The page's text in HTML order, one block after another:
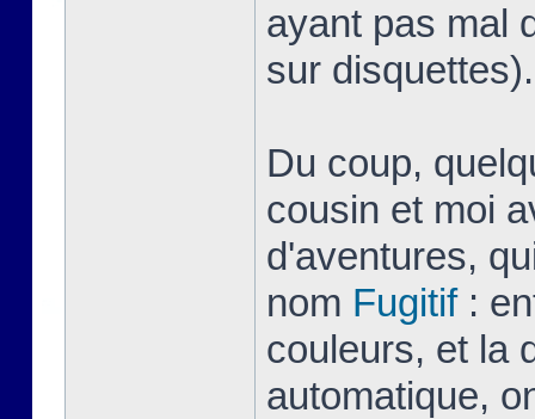
ayant pas mal
sur disquettes).
Du coup,
cousin et moi
d'aventures,
nom Fugitif:
couleurs, et la
automatique,